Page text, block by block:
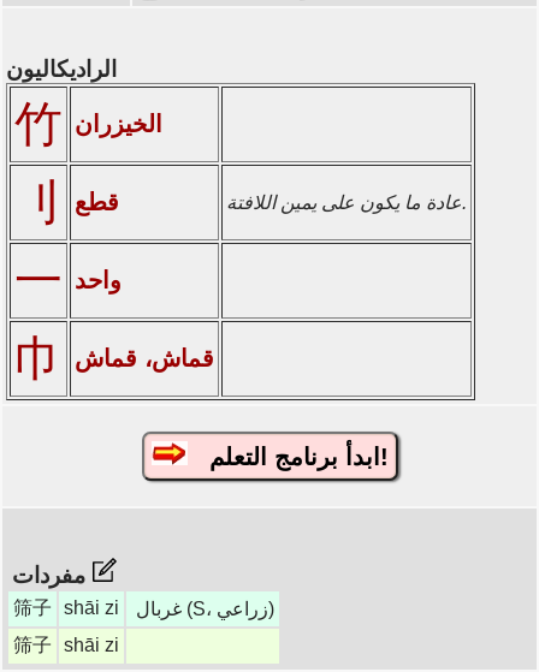
الراديكاليون
竹 الخيزران
刂 قطع عادة ما يكون على يمين اللافتة.
一 واحد
巾 قماش، قماش
ابدأ برنامج التعلم!
筛子 shāi zi
غربال (S، زراعي)
筛子
shāi zi